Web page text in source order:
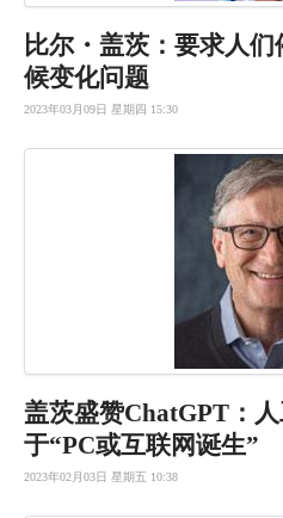
比尔・盖茨 ：要求人们
候变化问题
2023年03月09日 星期四 15:30
盖茨盛赞ChatGPT：
于“PC或互联网诞生”
2023年02月03日 星期五 10:38